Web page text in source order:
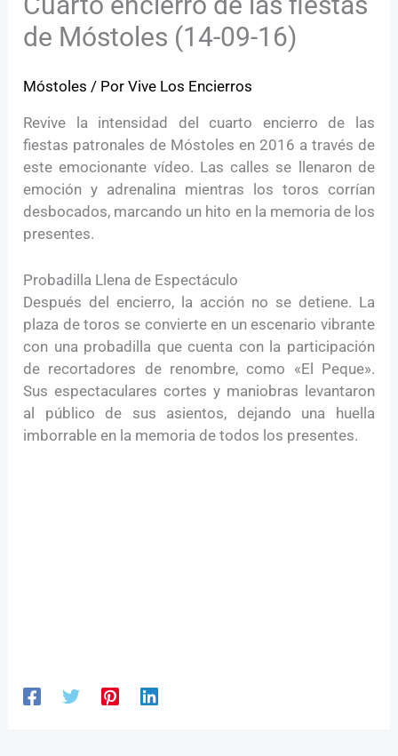
de Móstoles (14-09-16)
Móstoles / PorVive Los Encierros
Revive la intensidad del cuarto encierro de las
fiestas patronales de Móstoles en 2016 a través de
este emocionante vídeo. Las calles se llenaron de
emoción y adrenalina mientras los toros corrían
desbocados, marcando un hito en la memoria de los
presentes.
Probadilla Llena de Espectáculo
Después del encierro, la acción no se detiene. La
plaza de toros se convierte en un escenario vibrante
con una probadilla que cuenta con la participación
de recortadores de renombre, como «El Peque».
Sus espectaculares cortes y maniobras levantaron
al público de sus asientos, dejando una huella
imborrable en la memoria de todos los presentes.